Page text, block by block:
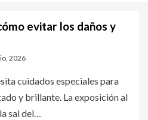
evitar los daños y
2026
cuidados especiales para
y brillante. La exposición al
sal del…